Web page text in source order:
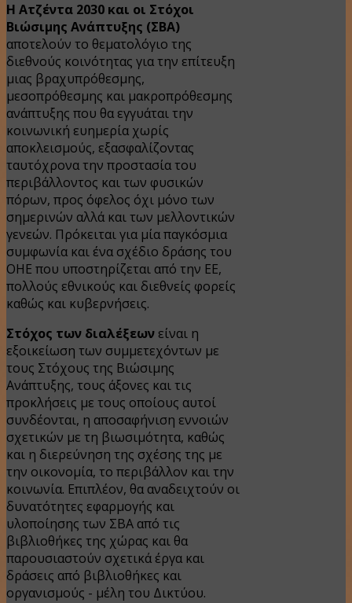
Η Ατζέντα 2030 και οι Στόχοι
Βιώσιμης Ανάπτυξης (ΣΒΑ)
αποτελούν το θεματολόγιο της
διεθνούς κοινότητας για την επίτευξη
μιας βραχυπρόθεσμης,
μεσοπρόθεσμης και μακροπρόθεσμης
ανάπτυξης που θα εγγυάται την
κοινωνική ευημερία χωρίς
αποκλεισμούς, εξασφαλίζοντας
ταυτόχρονα την προστασία του
περιβάλλοντος και των φυσικών
πόρων, προς όφελος όχι μόνο των
σημερινών αλλά και των μελλοντικών
γενεών. Πρόκειται για μία παγκόσμια
συμφωνία και ένα σχέδιο δράσης του
ΟΗΕ που υποστηρίζεται από την ΕΕ,
πολλούς εθνικούς και διεθνείς φορείς
καθώς και κυβερνήσεις.
Στόχος των διαλέξεων είναι η
εξοικείωση των συμμετεχόντων με
τους Στόχους της Βιώσιμης
Ανάπτυξης, τους άξονες και τις
προκλήσεις με τους οποίους αυτοί
συνδέονται, η αποσαφήνιση εννοιών
σχετικών με τη βιωσιμότητα, καθώς
και η διερεύνηση της σχέσης της με
την οικονομία, το περιβάλλον και την
κοινωνία. Επιπλέον, θα αναδειχτούν οι
δυνατότητες εφαρμογής και
υλοποίησης των ΣΒΑ από τις
βιβλιοθήκες της χώρας και θα
παρουσιαστούν σχετικά έργα και
δράσεις από βιβλιοθήκες και
οργανισμούς - μέλη του Δικτύου.